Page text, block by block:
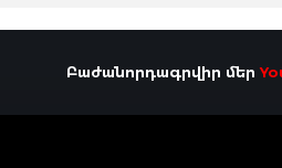
Բաժանորդագրվիր մեր